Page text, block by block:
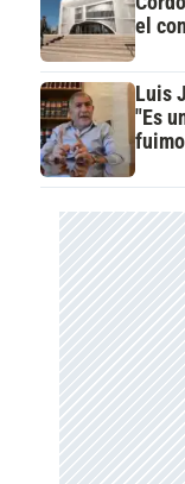
el
Luis
"Es